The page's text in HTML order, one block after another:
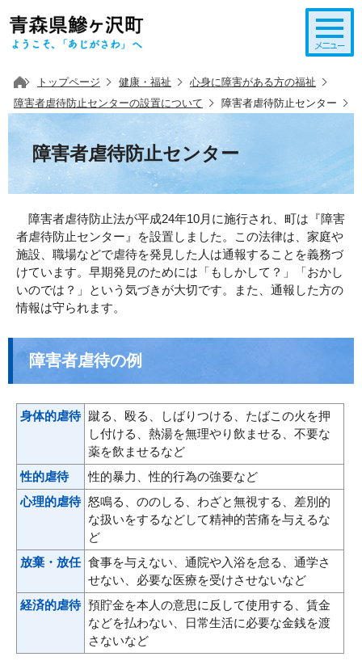
トップページ 健康・福祉
心身に障害がある方の福祉
障害者虐待防止センターの設置について
障害者虐待防止センター
障害者虐待防止センター
障害者虐待防止法が平成24年10月に施行され、町は『障害
者虐待防止センター』を設置しました。この法律は、家庭や
施設、職場などで虐待を発見した人は通報することを義務づ
けています。早期発見のためには「もしかして？」「おかし
いのでは？」という気づきが大切です。また、通報した方の
情報は守られます。
障害者虐待の例
身体的虐待 蹴る、殴る、しばりつける、たばこの火を押
し付ける、熱湯を無理やり飲ませる、不要な
薬を飲ませるなど
性的虐待
性的暴力、性的行為の強要など
心理的虐待 怒鳴る、ののしる、わざと無視する、差別的
な扱いをするなどして精神的苦痛を与えるな
ど
放棄・放任 食事を与えない、通院や入浴を怠る、通学さ
せない、必要な医療を受けさせないなど
経済的虐待 預貯金を本人の意思に反して使用する、賃金
などを払わない、日常生活に必要な金銭を渡
さないなど